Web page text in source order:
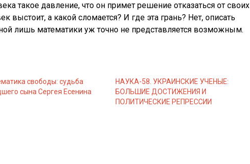
такое давление, что он примет решение отказаться от своих
выстоит, а какой сломается? И где эта грань? Нет, описать
лишь математики уж точно не представляется возможным.
свободы: судьба
сына Сергея Есенина
НАУКА-58. УКРАИНСКИЕ УЧЕНЫЕ:
БОЛЬШИЕ ДОСТИЖЕНИЯ И
ПОЛИТИЧЕСКИЕ РЕПРЕССИИ